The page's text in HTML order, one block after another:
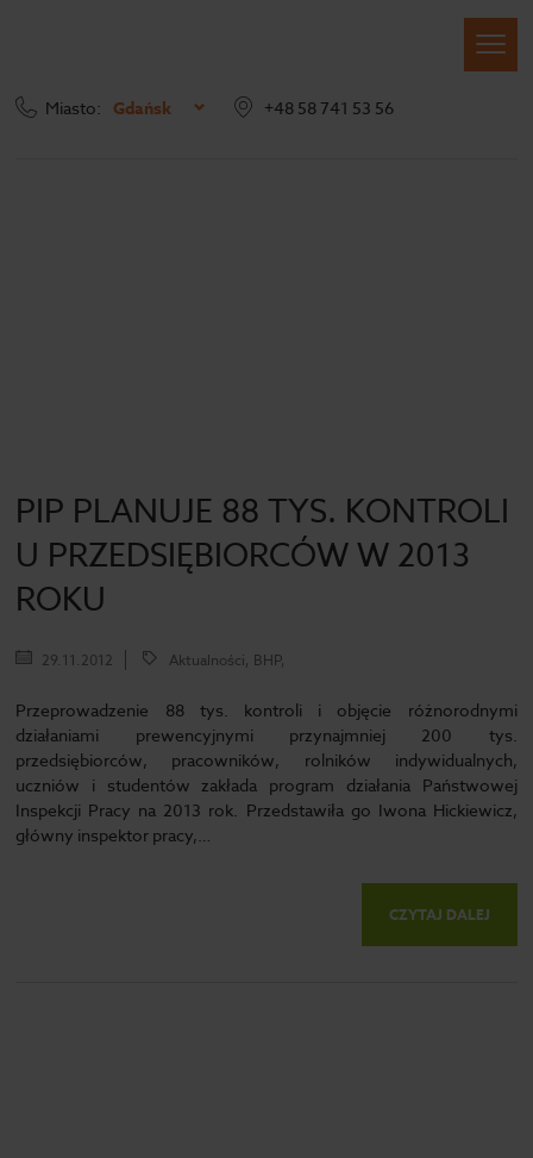
Miasto: Gdańsk +48 58 741 53 56
PIP PLANUJE 88 TYS. KONTROLI
U PRZEDSIĘBIORCÓW W 2013
ROKU
29.11.2012 Aktualności, BHP,
Przeprowadzenie 88 tys. kontroli i objęcie różnorodnymi
działaniami prewencyjnymi przynajmniej 200 tys.
przedsiębiorców, pracowników, rolników indywidualnych,
uczniów i studentów zakłada program działania Państwowej
Inspekcji Pracy na 2013 rok. Przedstawiła go Iwona Hickiewicz,
główny inspektor pracy,…
CZYTAJ DALEJ